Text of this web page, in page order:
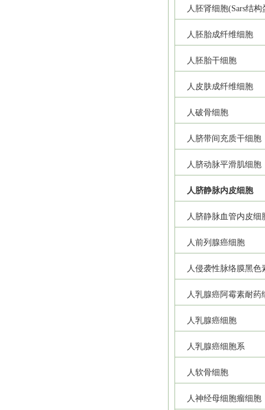
人胚肾细胞(Sars结
人胚胎成纤维细胞
人胚胎干细胞
人皮肤成纤维细胞
人破骨细胞
人脐带间充质干细胞
人脐动脉平滑肌细胞
人脐静脉内皮细胞
人脐静脉血管内皮细
人前列腺癌细胞
人侵袭性脉络膜黑色
人乳腺癌阿霉素耐药
人乳腺癌细胞
人乳腺癌细胞系
人软骨细胞
人神经母细胞瘤细胞